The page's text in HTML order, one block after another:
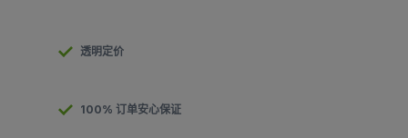
透明定价
100% 订单安心保证